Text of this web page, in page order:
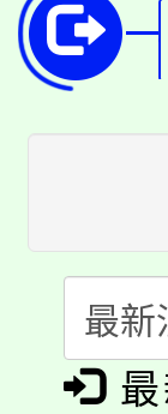
代
公
轉
《
程
心
系
轉
縣
門
踴
桃
要
「
展
淨
公
最